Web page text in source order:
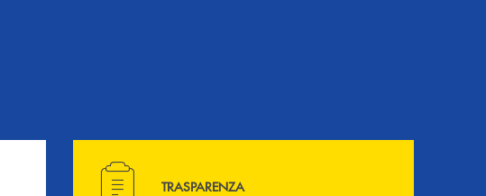
Hai bisogno di alcuni documenti ? Vai alla pagina della
TRASPARENZA